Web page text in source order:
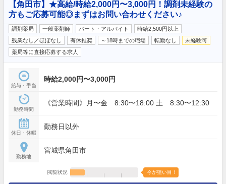
【角田市】★高給/時給2,000円〜3,000円！調剤未経験の
方もご応募可能◎まずはお問い合わせください♪
調剤薬局 一般薬剤師 パート・アルバイト
時給2,500円以上
残業なし／ほぼなし
有休推奨 ～18時までの職場 転勤なし
未経験可
薬局等に直接応募する求人
給与・手当
時給2,000円〜3,000円
勤務時間
《営業時間》月〜金 8:30〜18:00 土 8:30〜12:30
休日・休暇
勤務日以外
勤務地
宮城県角田市
閲覧状況 今が狙い目！